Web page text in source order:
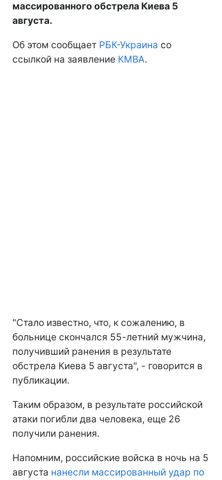
массированного обстрела Киева 5
августа.
Об этом сообщает РБК-Украина со
ссылкой на заявление КМВА.
"Стало известно, что, к сожалению, в
больнице скончался 55-летний мужчина,
получивший ранения в результате
обстрела Киева 5 августа", - говорится в
публикации.
Таким образом, в результате российской
атаки погибли два человека, еще 26
получили ранения.
Напомним, российские войска в ночь на 5
августа нанесли массированный удар по